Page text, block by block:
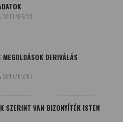
2017/05/23
MEGOLDÁSOK DERIVÁLÁS
2017/05/07
SZERINT VAN BIZONYÍTÉK ISTEN